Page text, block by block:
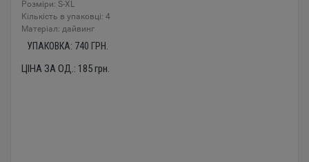
Розміри: S-XL
Кількість в упаковці: 4
Mатеріал: дайвинг
УПАКОВКА: 740 ГРН.
ЦІНА ЗА ОД.: 185грн.